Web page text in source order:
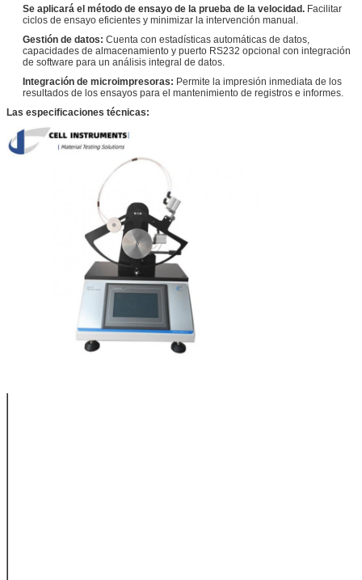
Se aplicará el método de ensayo de la prueba de la velocidad. Facilitar
ciclos de ensayo eficientes y minimizar la intervención manual.
Gestión de datos: Cuenta con estadísticas automáticas de datos,
capacidades de almacenamiento y puerto RS232 opcional con integración
de software para un análisis integral de datos.
Integración de microimpresoras: Permite la impresión inmediata de los
resultados de los ensayos para el mantenimiento de registros e informes.
Las especificaciones técnicas: